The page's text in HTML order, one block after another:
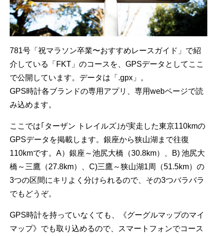
781号「祝マラソン卒業〜おすすめレースガイド」で紹
介している「FKT」のコースを、GPSデータとしてここ
で公開しています。データは「.gpx」。
GPS時計各ブランドの専用アプリ、専用webページで読
み込めます。
ここでは｢ターザン トレイルズ｣が実走した東京110kmの
GPSデータを掲載します。銀座から狭山湖まで往復
110kmです。A）銀座～池尻大橋（30.8km）、B) 池尻大
橋～三鷹（27.8km）、C)三鷹～狭山湖1周（51.5km）の
3つの区間にキリよく分けられるので、その3つバラバラ
でもどうぞ。
GPS時計を持っていなくても、《グーグルマップのマイ
マップ》でも取り込めるので、スマートフォンでコース